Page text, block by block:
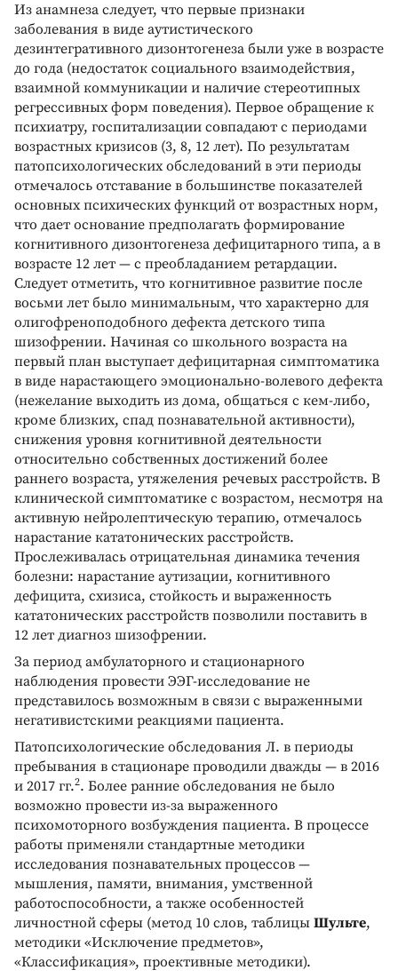
Из анамнеза следует, что первые признаки
заболевания в виде аутистического
дезинтегративного дизонтогенеза были уже в возрасте
до года (недостаток социального взаимодействия,
взаимной коммуникации и наличие стереотипных
регрессивных форм поведения). Первое обращение к
психиатру, госпитализации совпадают с периодами
возрастных кризисов (3, 8, 12 лет). По результатам
патопсихологических обследований в эти периоды
отмечалось отставание в большинстве показателей
основных психических функций от возрастных норм,
что дает основание предполагать формирование
когнитивного дизонтогенеза дефицитарного типа, а в
возрасте 12 лет — с преобладанием ретардации.
Следует отметить, что когнитивное развитие после
восьми лет было минимальным, что характерно для
олигофреноподобного дефекта детского типа
шизофрении. Начиная со школьного возраста на
первый план выступает дефицитарная симптоматика
в виде нарастающего эмоционально-волевого дефекта
(нежелание выходить из дома, общаться с кем-либо,
кроме близких, спад познавательной активности),
снижения уровня когнитивной деятельности
относительно собственных достижений более
раннего возраста, утяжеления речевых расстройств. В
клинической симптоматике с возрастом, несмотря на
активную нейролептическую терапию, отмечалось
нарастание кататонических расстройств.
Прослеживалась отрицательная динамика течения
болезни: нарастание аутизации, когнитивного
дефицита, схизиса, стойкость и выраженность
кататонических расстройств позволили поставить в
12 лет диагноз шизофрении.
За период амбулаторного и стационарного
наблюдения провести ЭЭГ-исследование не
представилось возможным в связи с выраженными
негативистскими реакциями пациента.
Патопсихологические обследования Л. в периоды
пребывания в стационаре проводили дважды — в 2016
и 2017 гг.2. Более ранние обследования не было
возможно провести из-за выраженного
психомоторного возбуждения пациента. В процессе
работы применяли стандартные методики
исследования познавательных процессов —
мышления, памяти, внимания, умственной
работоспособности, а также особенностей
личностной сферы (метод 10 слов, таблицы Шульте,
методики «Исключение предметов»,
«Классификация», проективные методики).